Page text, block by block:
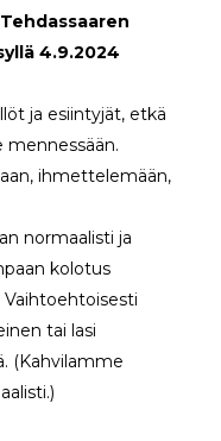
4.9.2024
ja esiintyjät, etkä
mennessään.
ihmettelemään,
normaalisti ja
kolotus
tai lasi
(Kahvilamme